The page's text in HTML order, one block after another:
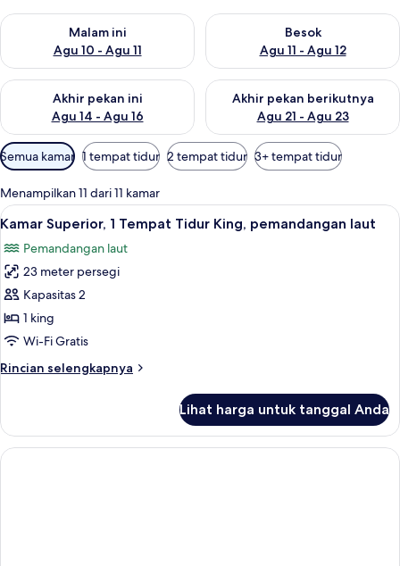
Malam ini
Agu 10 - Agu 11
Periksa ketersediaan untuk malam ini Agu 10 - Agu 11
Besok
Agu 11 - Agu 12
Periksa ketersediaan untuk
Akhir pekan ini
Agu 14 - Agu 16
Periksa ketersediaan untuk akhir pekan ini Agu 14 - Agu 16
Akhir pekan berikutnya
Agu 21 - Agu 23
Periksa ketersediaan untuk
Filter
tersedia
untuk
kamar
Semua kamar 1 tempat tidur 2 tempat tidur 3+ tempat tidur
Menampilkan 11 dari 11 kamar
Lihat
semua
foto
untuk
Kamar
Superior,
1
Tidur
laut
Seprai premium, brankas, meja
9
Kamar Superior, 1 Tempat Tidur King, pemandangan laut
Pemandangan laut
23 meter persegi
Kapasitas 2
1 king
Wi-Fi Gratis
Rincian selengkapnya
Rincian
Kamar
Superior,
1
Lihat harga untuk tanggal Anda